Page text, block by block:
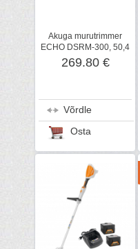
Akuga murutrimmer
ECHO DSRM-300, 50,4
V, karkass
269.80 €
Võrdle
Osta